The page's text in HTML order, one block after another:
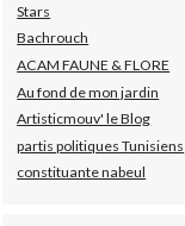
Stars
Bachrouch
ACAM FAUNE & FLORE
Au fond de mon jardin
Artisticmouv' le Blog
partis politiques Tunisiens
constituante nabeul